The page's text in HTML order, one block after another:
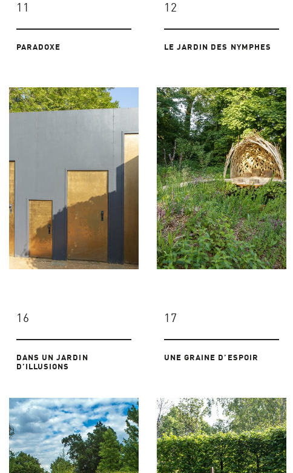
11
PARADOXE
12
LE JARDIN DES NYMPHES
16
DANS UN JARDIN
D’ILLUSIONS
17
UNE GRAINE D’ESPOIR